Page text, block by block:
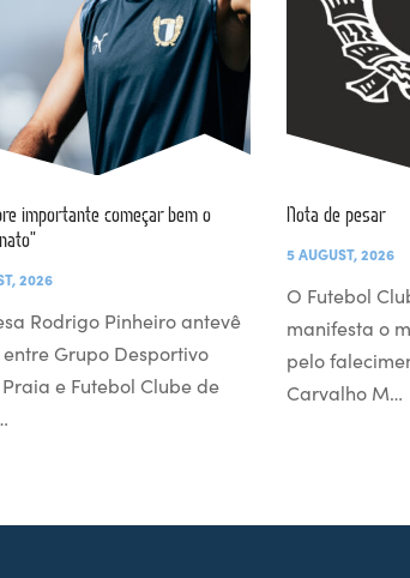
importante começar bem o
2026
Rodrigo Pinheiro antevê
Grupo Desportivo
e Futebol Clube de
Nota de pesar
5 AUGUST, 2026
O Futebol
manifesta o
pelo
Carvalho M…